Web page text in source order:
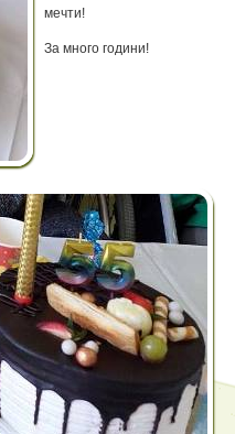
мечти!
За много години!